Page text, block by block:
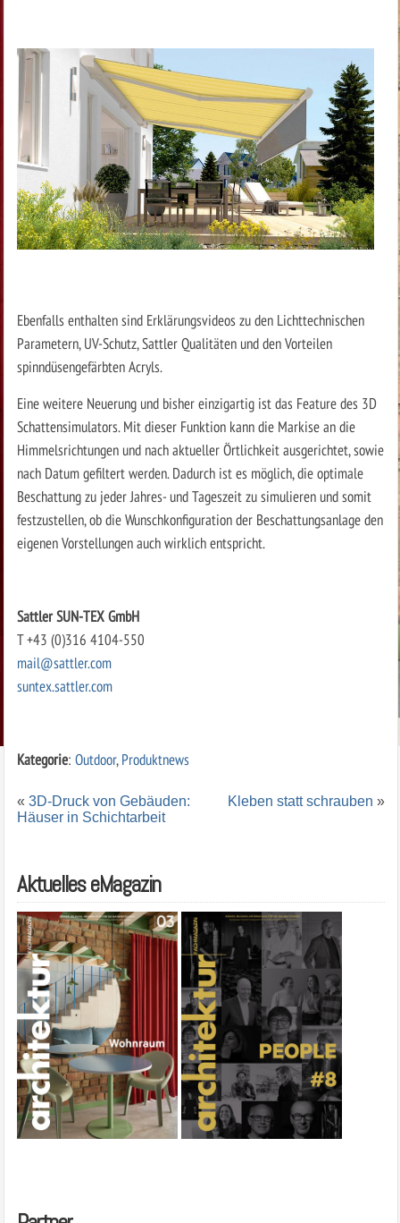
Ebenfalls enthalten sind Erklärungsvideos zu den Lichttechnischen
Parametern, UV-Schutz, Sattler Qualitäten und den Vorteilen
spinndüsengefärbten Acryls.
Eine weitere Neuerung und bisher einzigartig ist das Feature des 3D
Schattensimulators. Mit dieser Funktion kann die Markise an die
Himmelsrichtungen und nach aktueller Örtlichkeit ausgerichtet, sowie
nach Datum gefiltert werden. Dadurch ist es möglich, die optimale
Beschattung zu jeder Jahres- und Tageszeit zu simulieren und somit
festzustellen, ob die Wunschkonfiguration der Beschattungsanlage den
eigenen Vorstellungen auch wirklich entspricht.
Sattler SUN-TEX GmbH
T +43 (0)316 4104-550
mail@sattler.com
suntex.sattler.com
Kategorie: Outdoor,Produktnews
« 3D-Druck von Gebäuden:
Häuser in Schichtarbeit
Kleben statt schrauben »
Aktuelles eMagazin